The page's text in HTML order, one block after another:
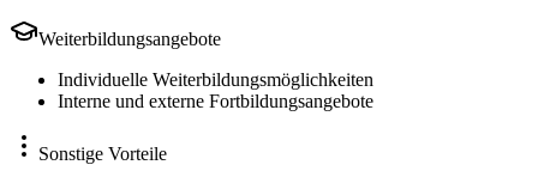
Weiterbildungsangebote
Individuelle Weiterbildungsmöglichkeiten
Interne und externe Fortbildungsangebote
Sonstige Vorteile